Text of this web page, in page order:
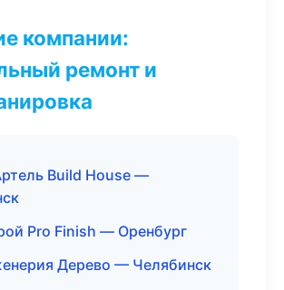
компании:
ремонт и
Build House —
Pro Finish — Оренбург
Дерево — Челябинск